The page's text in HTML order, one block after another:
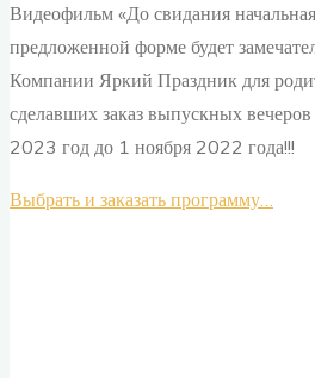
Видеофильм «До свидания
предложенной форме будет
Компании Яркий Праздник для
сделавших заказ выпускных
2023 год до 1 ноября 2022 года!!!
Выбрать и заказать программу…